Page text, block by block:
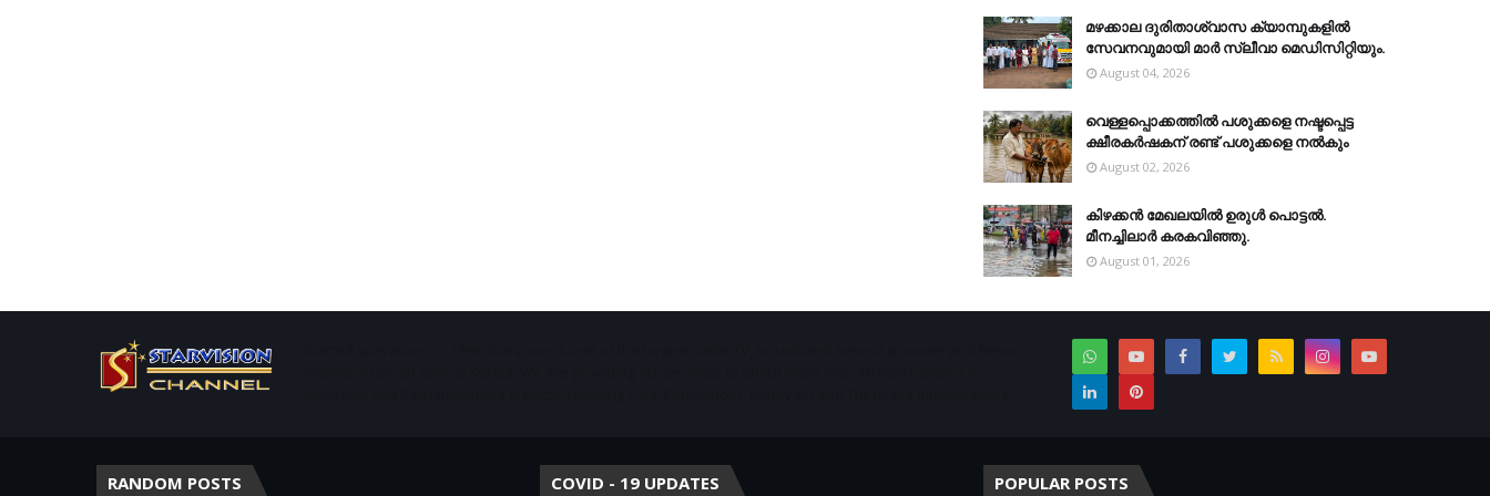
മഴക്കാല ദുരിതാശ്വാസ ക്യാമ്പുകളിൽ
സേവനവുമായി മാർ സ്ലീവാ മെഡിസിറ്റിയും.
August 04, 2026
വെള്ളപ്പൊക്കത്തില്‍ പശുക്കളെ നഷ്ടപ്പെട്ട
ക്ഷീരകര്‍ഷകന് രണ്ട് പശുക്കളെ നല്‍കും
August 02, 2026
കിഴക്കന്‍ മേഖലയില്‍ ഉരുള്‍ പൊട്ടല്‍.
മീനച്ചിലാര്‍ കരകവിഞ്ഞു.
August 01, 2026
RANDOM POSTS COVID - 19 UPDATES POPULAR POSTS